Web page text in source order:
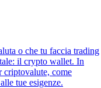
o che tu faccia trading
il crypto wallet. In
criptovalute, come
tue esigenze.